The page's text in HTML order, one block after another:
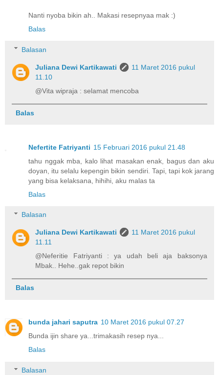
Nanti nyoba bikin ah.. Makasi resepnyaa mak :)
Balas
Balasan
Juliana Dewi Kartikawati
11 Maret 2016 pukul
11.10
@Vita wipraja : selamat mencoba
Balas
Nefertite Fatriyanti 15 Februari 2016 pukul 21.48
tahu nggak mba, kalo lihat masakan enak, bagus dan aku
doyan, itu selalu kepengin bikin sendiri. Tapi, tapi kok jarang
yang bisa kelaksana, hihihi, aku malas ta
Balas
Balasan
Juliana Dewi Kartikawati
11 Maret 2016 pukul
11.11
@Neferitie Fatriyanti : ya udah beli aja baksonya
Mbak.. Hehe..gak repot bikin
Balas
bunda jahari saputra 10 Maret 2016 pukul 07.27
Bunda ijin share ya...trimakasih resep nya...
Balas
Balasan